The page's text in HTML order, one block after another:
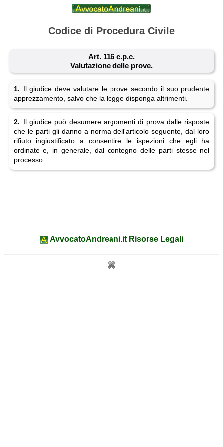
Codice di Procedura Civile
Art. 116 c.p.c.
Valutazione delle prove.
1. Il giudice deve valutare le prove secondo il suo prudente
apprezzamento, salvo che la legge disponga altrimenti.
2. Il giudice può desumere argomenti di prova dalle risposte
che le parti gli danno a norma dell'articolo seguente, dal loro
rifiuto ingiustificato a consentire le ispezioni che egli ha
ordinate e, in generale, dal contegno delle parti stesse nel
processo.
AvvocatoAndreani.it Risorse Legali